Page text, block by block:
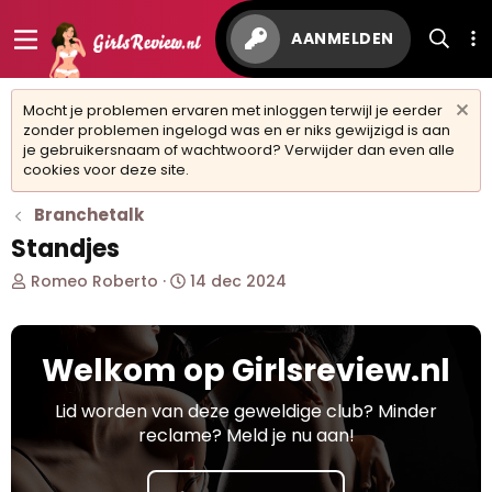
AANMELDEN
Mocht je problemen ervaren met inloggen terwijl je eerder
zonder problemen ingelogd was en er niks gewijzigd is aan
je gebruikersnaam of wachtwoord? Verwijder dan even alle
cookies voor deze site.
Branchetalk
Standjes
O
d
p
s
Romeo Roberto
S
a
r
t
d
a
t
u
m
14 dec 2024
Welkom op Girlsreview.nl
Lid worden van deze geweldige club? Minder
reclame? Meld je nu aan!